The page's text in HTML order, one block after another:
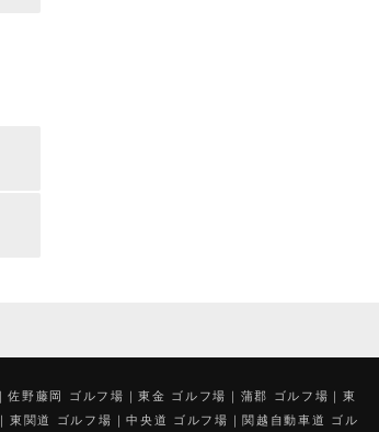
佐野藤岡 ゴルフ場 東金 ゴルフ場 蒲郡 ゴルフ場
東
東関道 ゴルフ場 中央道 ゴルフ場 関越自動車道 ゴル